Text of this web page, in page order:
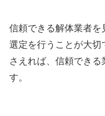
信頼できる解体業者を
選定を行うことが大
さえれば、信頼できる
す。